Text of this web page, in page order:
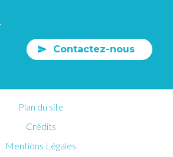
Contactez-nous
Plan du site
Crédits
Mentions Légales